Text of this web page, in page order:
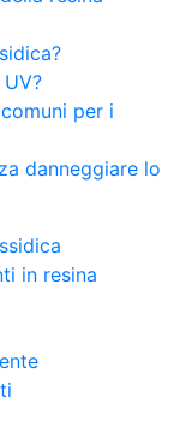
per i
danneggiare lo
in resina